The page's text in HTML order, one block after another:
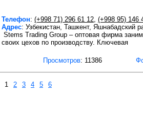
Телефон: (+998 71) 296 61 12, (+998 95) 146
Адрес: Узбекистан, Ташкент, Яшнабадский
Stems Trading Group – оптовая фирма
своих цехов по производству. Ключевая
Просмотров: 11386
1 2 3 4 5 6